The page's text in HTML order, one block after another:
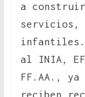
a
servicios,
infantiles.
al INIA,
FF.AA., ya